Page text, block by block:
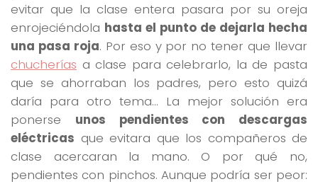
evitar que la clase entera pasara por su oreja
enrojeciéndola hasta el punto de dejarla hecha
una pasa roja. Por eso y por no tener que llevar
chucherías a clase para celebrarlo, la de pasta
que se ahorraban los padres, pero esto quizá
daría para otro tema… La mejor solución era
ponerse unos pendientes con descargas
eléctricas que evitara que los compañeros de
clase acercaran la mano. O por qué no,
pendientes con pinchos. Aunque podría ser peor: